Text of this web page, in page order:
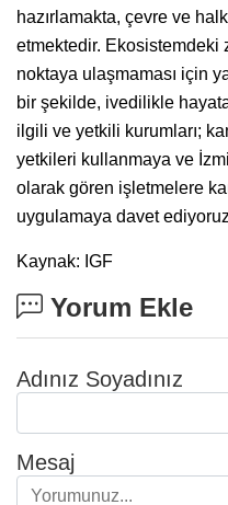
hazırlamakta, çevre ve
etmektedir. Ekosistemdeki
noktaya ulaşmaması için
bir şekilde, ivedilikle
ilgili ve yetkili kurumları;
yetkileri kullanmaya ve
olarak gören işletmelere
uygulamaya davet
Kaynak: IGF
Yorum Ekle
Adınız Soyadınız
Mesaj